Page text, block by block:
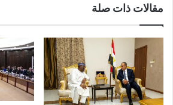
مقالات ذات صلة